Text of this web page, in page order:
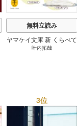
無料立読み
ヤマケイ文庫 新 くらべて
わかる野鳥300 1巻
叶内拓哉
3位